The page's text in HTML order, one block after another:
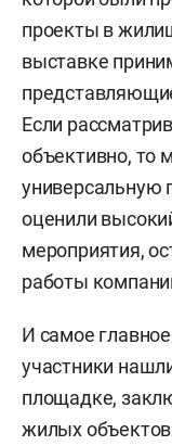
проекты в
выставке
Если
объективно, то
универсальную
оценили
мероприятия,
работы
И самое
участники
площадке,
жилых